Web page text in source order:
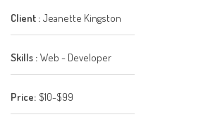
Client : Jeanette Kingston
Skills : Web - Developer
Price: $10-$99